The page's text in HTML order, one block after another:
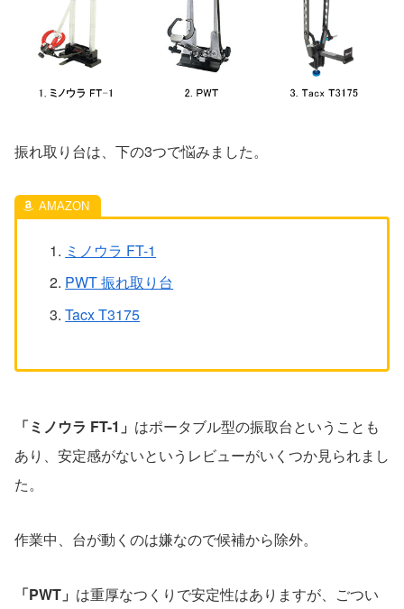
振れ取り台は、下の3つで悩みました。
ミノウラ FT-1
PWT 振れ取り台
Tacx T3175
「ミノウラ FT-1」 はポータブル型の振取台ということも
あり、安定感がないというレビューがいくつか見られまし
た。
作業中、台が動くのは嫌なので候補から除外。
「PWT」 は重厚なつくりで安定性はありますが、ごつい